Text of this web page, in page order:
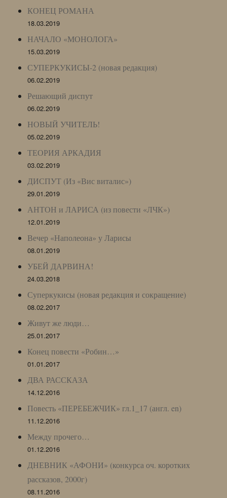
КОНЕЦ РОМАНА
18.03.2019
НАЧАЛО «МОНОЛОГА»
15.03.2019
СУПЕРКУКИСЫ-2 (новая редакция)
06.02.2019
Решающий диспут
06.02.2019
НОВЫЙ УЧИТЕЛЬ!
05.02.2019
ТЕОРИЯ АРКАДИЯ
03.02.2019
ДИСПУТ (Из «Вис виталис»)
29.01.2019
АНТОН и ЛАРИСА (из повести «ЛЧК»)
12.01.2019
Вечер «Наполеона» у Ларисы
08.01.2019
УБЕЙ ДАРВИНА!
24.03.2018
Суперкукисы (новая редакция и сокращение)
08.02.2017
Живут же люди…
25.01.2017
Конец повести «Робин…»
01.01.2017
ДВА РАССКАЗА
14.12.2016
Повесть «ПЕРЕБЕЖЧИК» гл.1_17 (англ. en)
11.12.2016
Между прочего…
01.12.2016
ДНЕВНИК «АФОНИ» (конкурса оч. коротких
рассказов, 2000г)
08.11.2016